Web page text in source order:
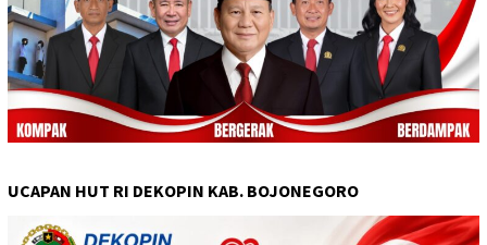
UCAPAN HUT RI DEKOPIN KAB. BOJONEGORO